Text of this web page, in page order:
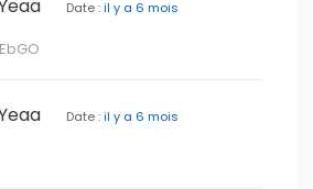
Date :il y a 6 mois
Date :il y a 6 mois